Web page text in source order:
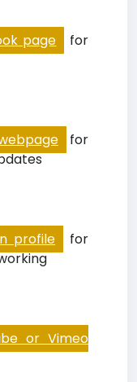
page
for
webpage
for
profile
for
or Vimeo